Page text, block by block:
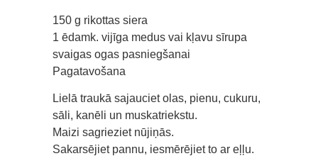
150 g rikottas siera
1 ēdamk. vijīga medus vai kļavu sīrupa
svaigas ogas pasniegšanai
Pagatavošana
Lielā traukā sajauciet olas, pienu, cukuru,
sāli, kanēli un muskatriekstu.
Maizi sagrieziet nūjiņās.
Sakarsējiet pannu, iesmērējiet to ar eļļu.